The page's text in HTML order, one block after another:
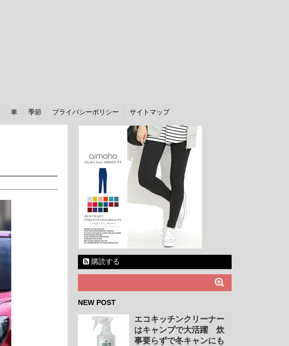
車 季節 プライバシーポリシー サイトマップ
購読する
NEW POST
エコキッチンクリーナー
はキャンプで大活躍 炊
事要らずで冬キャンにも